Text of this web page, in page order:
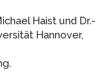
Haist und Dr.-
Hannover,